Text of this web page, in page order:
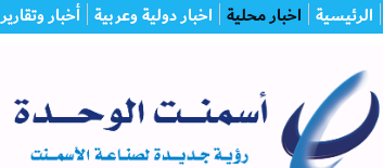
الرئيسية اخبار محلية اخبار دولية وعربية أخبار وتقارير